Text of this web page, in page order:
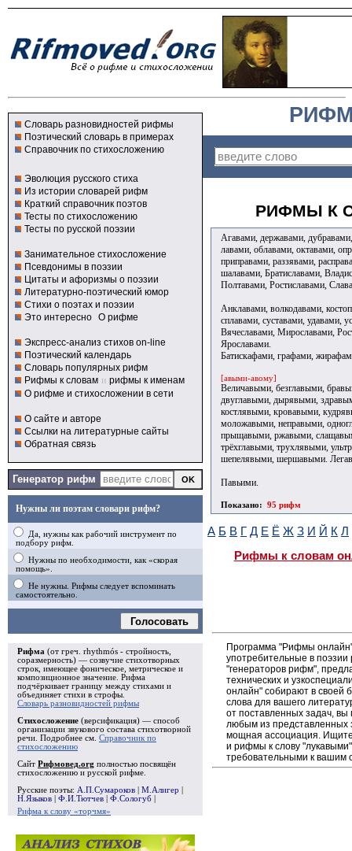
Словарь разновидностей рифмы
Поэтический словарь в примерах
Справочник по стихосложению
Эволюция русского стиха
Из истории словарей рифм
Краткий справочник поэтов
Тесты по стихосложению
Тесты по русской поэзии
Занимательное стихосложение
Псевдонимы в поэзии
Цитаты и афоризмы о поэзии
Литературно-поэтический юмор
Стихи о поэтах и поэзии
Это интересно О рифме
Экспресс-анализ стихов on-line
Поэтический календарь
Словарь популярных рифм
Рифмы к словам и рифмы к именам
О рифме и стихосложении в сети
О сайте и авторе
Ссылки на литературные сайты
Обратная связь
Генератор рифм
Нужны ли поэтам словари рифм?
Да, нужны как рабочий инструмент по
подбору рифм.
Нужны по необходимости, как «скорая
помощь».
Не нужны. Рифмы следует вспоминать
самостоятельно.
Голосовать
Рифма (от греч. rhythmós - стройность,
соразмерность) — созвучие стихотворных
строк, имеющее фоническое, метрическое и
композиционное значение. Рифма
подчёркивает границу между стихами и
объединяет стихи в строфы
Словарь разновидностей рифмы
Стихосложение (версификация) — способ
организации звукового состава стихотворной
речи. Подробнее см. Справочник по
стихосложению
Сайт Рифмовед.org полностью посвящён
стихосложению и русской рифме.
Русские поэты: А.П.Сумароков М.Алигер
Н.Языков
Ф.И.Тютчев Ф.Сологуб
Рифма к слову «торчмя»
РИФМЫ К
Агавами, державами,
лавами, облавами, октавами,
приправами, раззявами,
шалавами, Братиславами,
Полтавами, Ростиславами,
Анклавами, волкодавами,
сплавами, суставами, удавами,
Вячеславами, Мирославами,
Ярославами.
Батискафами, графами,
[авыми-авому]
Величавыми, безглавыми,
двуглавыми, дырявыми,
костлявыми, кровавыми,
моложавыми, неправыми,
прыщавыми, ржавыми,
трёхглавыми, трухлявыми,
шепелявыми, шершавыми.
Павьими.
Показано: 95 рифм
А Б В Г Д Е Ё Ж З И Й К Л
Рифмы к словам
Программа "Рифмы
употребительные в
"генераторов рифм",
технических и
онлайн" собирают в своей
слова для вашего
от поставленных задач,
любым из
мощная ассоциация. Ищите
и рифмы к слову
требовательными к вашим